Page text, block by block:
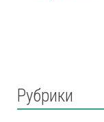
Рубрики